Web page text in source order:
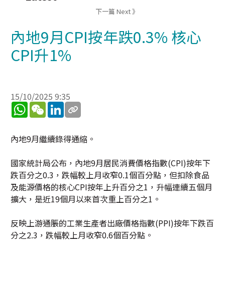
下一篇 Next 》
內地9月CPI按年跌0.3% 核心
CPI升1%
15/10/2025 9:35
WhatsApp
WeChatLinkedIn
內地9月繼續錄得通縮。
國家統計局公布，內地9月居民消費價格指數(CPI)按年下
跌百分之0.3，跌幅較上月收窄0.1個百分點，但扣除食品
及能源價格的核心CPI按年上升百分之1，升幅連續五個月
擴大，是近19個月以來首次重上百分之1。
反映上游通脹的工業生產者出廠價格指數(PPI)按年下跌百
分之2.3，跌幅較上月收窄0.6個百分點。